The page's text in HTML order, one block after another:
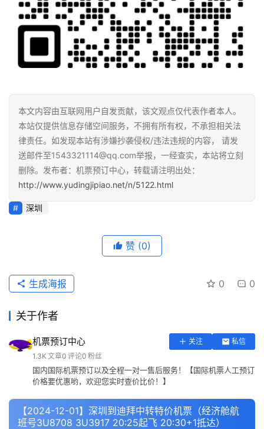
本文内容由互联网用户自发贡献，该文观点仅代表作者本人。
本站仅提供信息存储空间服务，不拥有所有权，不承担相关法
律责任。如发现本站有涉嫌抄袭侵权/违法违规的内容， 请发
送邮件至1543321114@qq.com举报，一经查实，本站将立刻
删除。发布者：机票预订中心，转载请注明出处：
http://www.yudingjipiao.net/n/5122.html
深圳
赞 (0)
0 0
生成海报
关于作者
机票预订中心 关注
私信
1.3K 文章0 评论0 粉丝
国内国际机票预订以及全程一对一售后服务！【国际机票人工预订
价格要优惠哟，欢迎您实时查价比价！】
【2024-12-01】深圳到迪拜中转特价机票（经济舱航
班号3U8708 3U3917 20:25起飞 20:30+1抵达）